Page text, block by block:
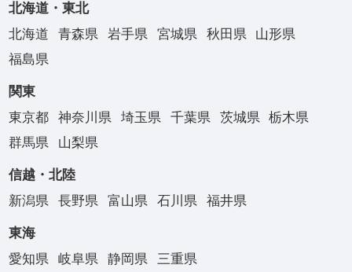
北海道・東北
北海道
青森県 岩手県 宮城県 秋田県
山形県
福島県
関東
東京都
神奈川県 埼玉県 千葉県 茨城県
栃木県
群馬県
山梨県
信越・北陸
新潟県
長野県 富山県 石川県 福井県
東海
愛知県
岐阜県 静岡県 三重県